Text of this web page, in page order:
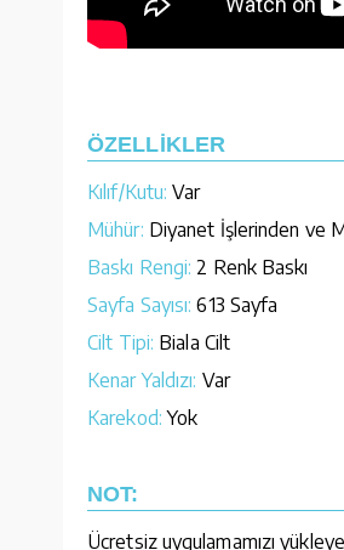
ÖZELLİKLER
Kılıf/Kutu: Var
Mühür: Diyanet İşlerinden ve
Baskı Rengi: 2 Renk Baskı
Sayfa Sayısı: 613 Sayfa
Cilt Tipi: Biala Cilt
Kenar Yaldızı: Var
Karekod: Yok
NOT:
Ücretsiz uygulamamızı